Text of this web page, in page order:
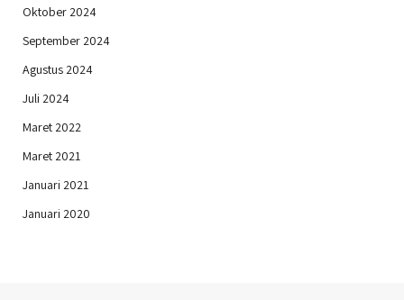
Oktober 2024
September 2024
Agustus 2024
Juli 2024
Maret 2022
Maret 2021
Januari 2021
Januari 2020